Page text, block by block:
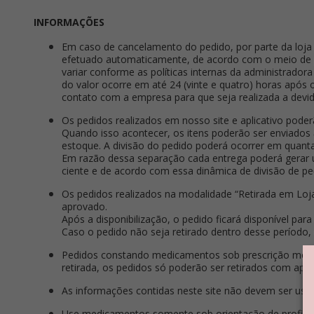
INFORMAÇÕES
Em caso de cancelamento do pedido, por parte da
efetuado automaticamente, de acordo com o meio
variar conforme as políticas internas da
do valor ocorre em até 24 (vinte e quatro) horas
contato com a empresa para que seja realizada a
Os pedidos realizados em nosso site e aplicativo
Quando isso acontecer, os itens poderão ser
estoque. A divisão do pedido poderá ocorrer em
Em razão dessa separação cada entrega poderá
ciente e de acordo com essa dinâmica de divisão de
Os pedidos realizados na modalidade “Retirada em
aprovado.
Após a disponibilização, o pedido ficará disponível
Caso o pedido não seja retirado dentro desse
Pedidos constando medicamentos sob prescrição
retirada, os pedidos só poderão ser retirados com
As informações contidas neste site não devem ser